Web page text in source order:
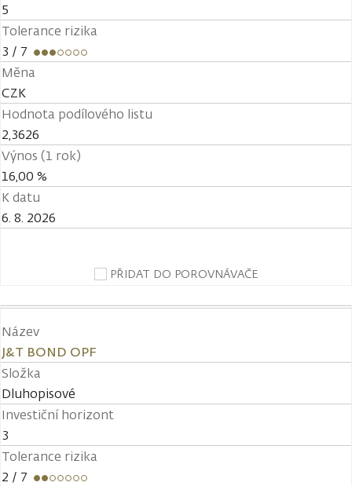
5
Tolerance rizika
3 / 7
Měna
CZK
Hodnota podílového listu
2,3626
Výnos (1 rok)
16,00 %
K datu
6. 8. 2026
PŘIDAT DO POROVNÁVAČE
Název
J&T BOND OPF
Složka
Dluhopisové
Investiční horizont
3
Tolerance rizika
2 / 7